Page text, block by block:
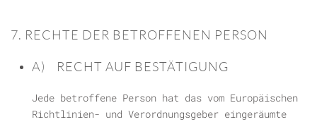
7. RECHTE DER BETROFFENEN PERSON
A) RECHT AUF BESTÄTIGUNG
Jede betroffene Person hat das vom Europäischen
Richtlinien- und Verordnungsgeber eingeräumte